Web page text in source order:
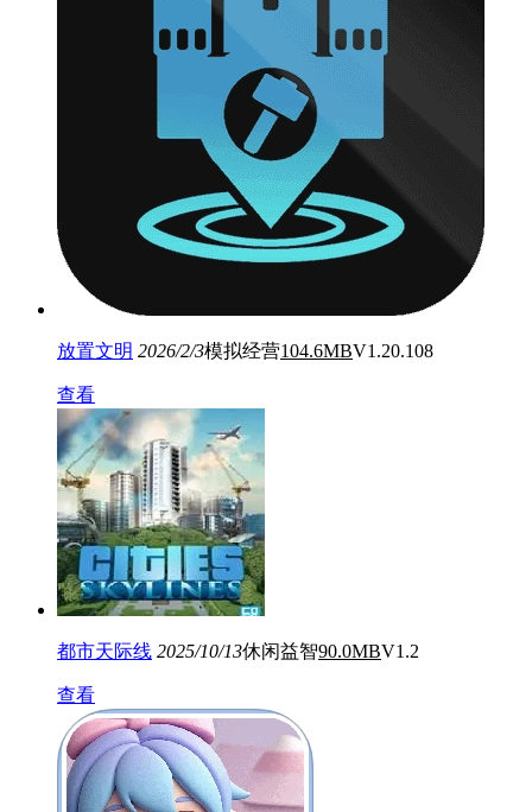
放置文明 2026/2/3模拟经营104.6MBV1.20.108
查看
都市天际线 2025/10/13休闲益智90.0MBV1.2
查看